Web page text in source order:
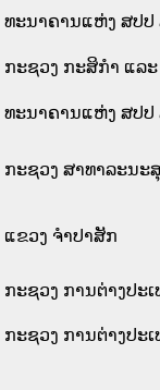
ທະນາຄານແຫ່ງ ສປປ
ກະຊວງ ກະສິກຳ ແລ
ທະນາຄານແຫ່ງ ສປປ
ກະຊວງ ສາທາລະນະ
ແຂວງ ຈໍາປາສັກ
ກະຊວງ ການຕ່າງປະເ
ກະຊວງ ການຕ່າງປະເ